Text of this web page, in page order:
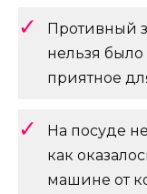
Противный
нельзя было
приятное
На посуде
как
машине от